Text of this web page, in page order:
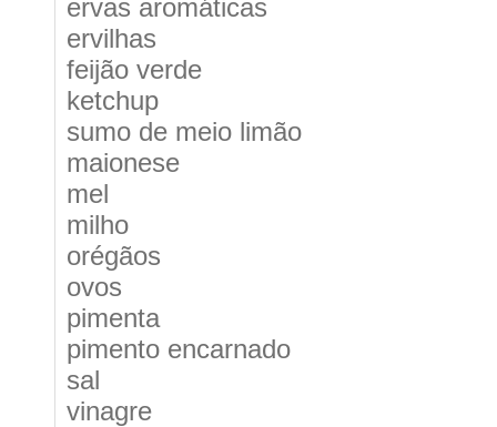
ervas aromáticas
ervilhas
feijão verde
ketchup
sumo de meio limão
maionese
mel
milho
orégãos
ovos
pimenta
pimento encarnado
sal
vinagre